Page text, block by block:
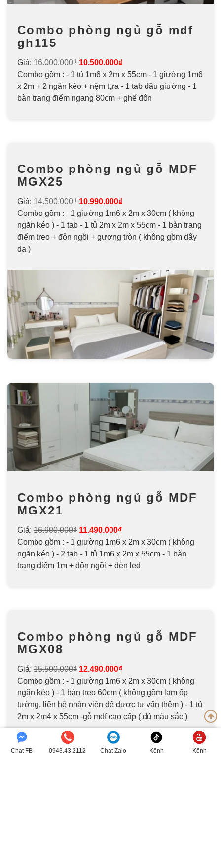
Combo phòng ngủ gỗ mdf
gh115
Giá: 16.000.000₫ 10.500.000₫
Combo gồm : - 1 tủ 1m6 x 2m x 55cm - 1 giường 1m6
x 2m + 2 ngăn kéo + nệm tựa - 1 tab đầu giường - 1
bàn trang điểm ngang 80cm + ghế đôn
Combo phòng ngủ gỗ MDF
MGX25
Giá: 14.500.000₫ 10.990.000₫
Combo gồm : - 1 giường 1m6 x 2m x 30cm ( không
ngăn kéo ) - 1 tab - 1 tủ 2m x 2m x 55cm - 1 bàn trang
điểm treo + đôn ngồi + gương tròn ( không gồm dây
da )
Combo phòng ngủ gỗ MDF
MGX21
Giá: 16.900.000₫ 11.490.000₫
Combo gồm : - 1 giường 1m6 x 2m x 30cm ( không
ngăn kéo ) - 2 tab - 1 tủ 1m6 x 2m x 55cm - 1 bàn
trang điểm 1m + đôn ngồi + đèn led
Combo phòng ngủ gỗ MDF
MGX08
Giá: 15.500.000₫ 12.490.000₫
Combo gồm : - 1 giường 1m6 x 2m x 30cm ( không
ngăn kéo ) - 1 bàn treo 60cm ( không gồm lam ốp
tường, liên hệ nhân viên để được tư vấn thêm ) - 1 tủ
2m x 2m4 x 55cm -gỗ mdf cao cấp ( đủ màu sắc )
Chat FB 0943.43.2112 Chat Zalo
Kênh
Kênh